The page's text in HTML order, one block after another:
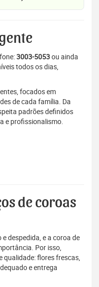
3003-5053ou ainda
todos os dias,
focados em
de cada família. Da
padrões definidos
e profissionalismo.
de coroas
despedida, e a coroa de
Por isso,
flores frescas,
e entrega